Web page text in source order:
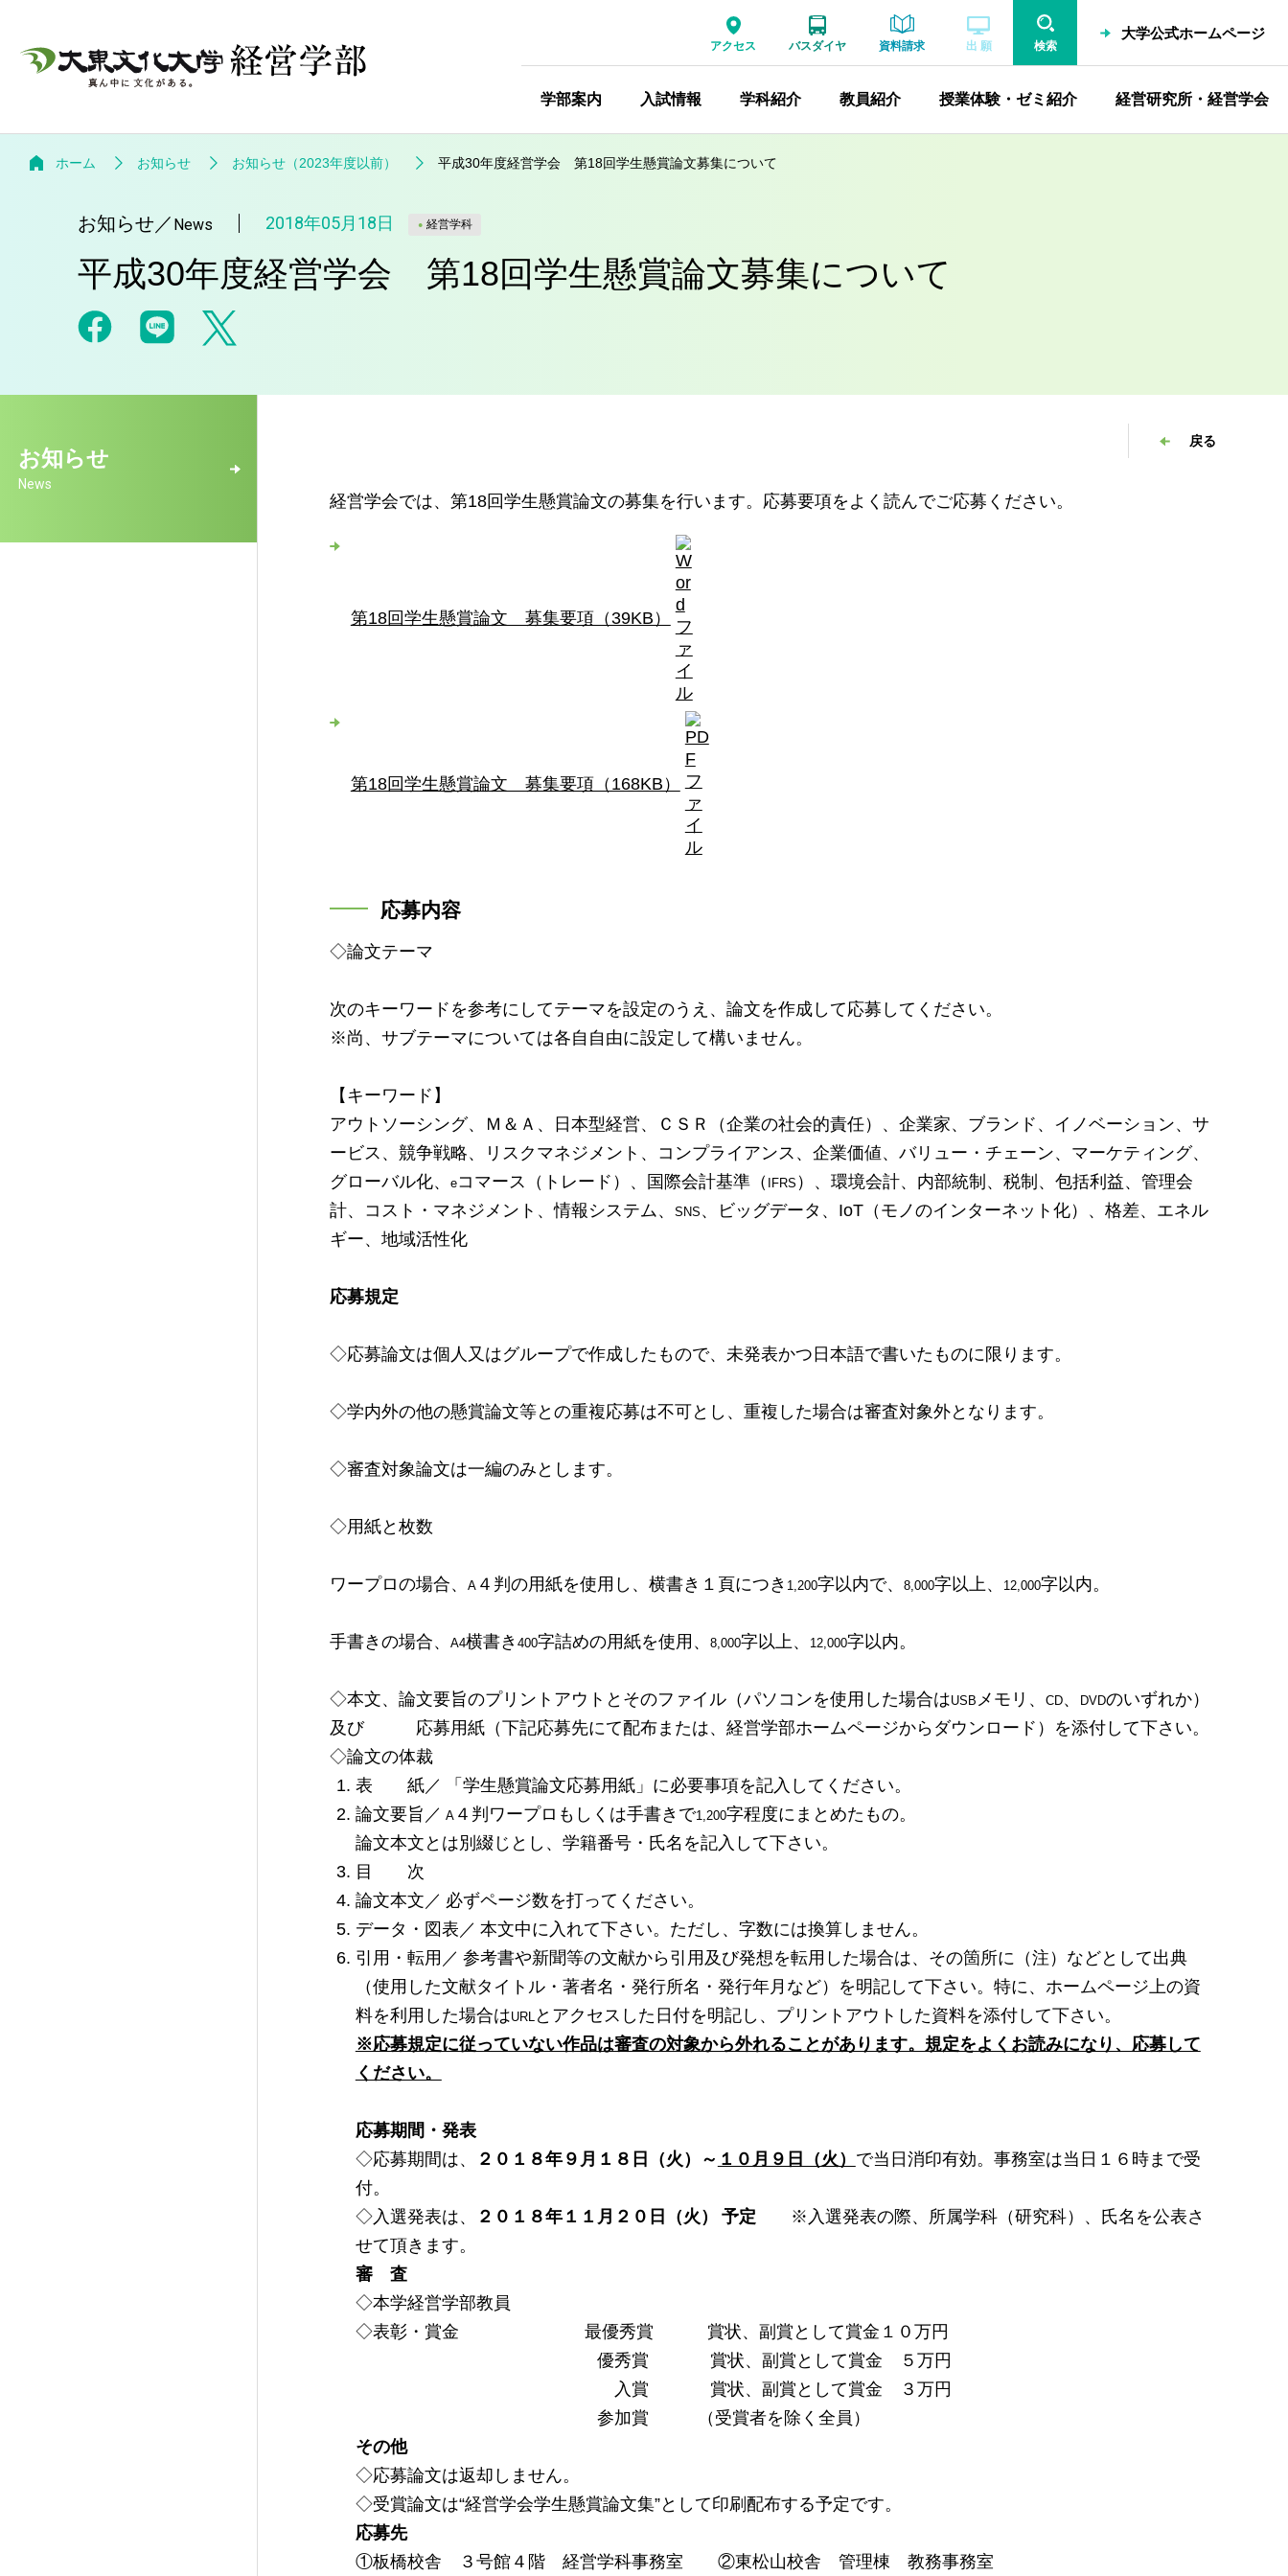
アクセス バスダイヤ 資料請求 出 願 検索
大学公式ホームページ
学部案内 入試情報 学科紹介 教員紹介 授業体験・ゼミ紹介 経営研究所・経営学会
ホーム お知らせ お知らせ（2023年度以前） 平成30年度経営学会 第18回学生懸賞論文募集について
お知らせ／ News 2018年05月18日 経営学科
平成30年度経営学会 第18回学生懸賞論文募集について
お知らせ
News
戻る
経営学会では、第18回学生懸賞論文の募集を行います。応募要項をよく読んでご応募ください。
第18回学生懸賞論文 募集要項（39KB）
第18回学生懸賞論文 募集要項（168KB）
応募内容
◇論文テーマ
次のキーワードを参考にしてテーマを設定のうえ、論文を作成して応募してください。
※尚、サブテーマについては各自自由に設定して構いません。
【キーワード】
アウトソーシング、Ｍ＆Ａ、日本型経営、ＣＳＲ（企業の社会的責任）、企業家、ブランド、イノベーション、サ
ービス、競争戦略、リスクマネジメント、コンプライアンス、企業価値、バリュー・チェーン、マーケティング、
グローバル化、
eコマース（トレード）、国際会計基準（ IFRS ）、環境会計、内部統制、税制、包括利益、管理会
計、コスト・マネジメント、情報システム、
SNS 、ビッグデータ、IoT（モノのインターネット化）、格差、エネル
ギー、地域活性化
応募規定
◇応募論文は個人又はグループで作成したもので、未発表かつ日本語で書いたものに限ります。
◇学内外の他の懸賞論文等との重複応募は不可とし、重複した場合は審査対象外となります。
◇審査対象論文は一編のみとします。
◇用紙と枚数
ワープロの場合、 A４判の用紙を使用し、横書き１頁につき 1,200字以内で、 8,000字以上、 12,000字以内。
手書きの場合、 A4横書き 400字詰めの用紙を使用、 8,000字以上、 12,000字以内。
◇本文、論文要旨のプリントアウトとそのファイル（パソコンを使用した場合はUSB メモリ、 CD、 DVDのいずれか）
及び 応募用紙（下記応募先にて配布または、経営学部ホームページからダウンロード）を添付して下さい。
◇論文の体裁
表 紙／
「学生懸賞論文応募用紙」に必要事項を記入してください。
論文要旨／ A４判ワープロもしくは手書きで1,200字程度にまとめたもの。
論文本文とは別綴じとし、学籍番号・氏名を記入して下さい。
目 次
論文本文／ 必ずページ数を打ってください。
データ・図表／ 本文中に入れて下さい。ただし、字数には換算しません。
引用・転用／ 参考書や新聞等の文献から引用及び発想を転用した場合は、その箇所に（注）などとして出典
（使用した文献タイトル・著者名・発行所名・発行年月など）を明記して下さい。特に、ホームページ上の資
料を利用した場合はURLとアクセスした日付を明記し、プリントアウトした資料を添付して下さい。
※応募規定に従っていない作品は審査の対象から外れることがあります。規定をよくお読みになり、応募して
ください。
応募期間・発表
◇応募期間は、
２０１８年９月１８日（火）～ １０月９日（火） で当日消印有効。事務室は当日１６時まで受
付。
◇入選発表は、
２０１８年１１月２０日（火） 予定
※入選発表の際、所属学科（研究科）、氏名を公表さ
せて頂きます。
審 査
◇本学経営学部教員
◇表彰・賞金 最優秀賞 賞状、副賞として賞金１０万円
優秀賞 賞状、副賞として賞金 ５万円
入賞 賞状、副賞として賞金 ３万円
参加賞 （受賞者を除く全員）
その他
◇応募論文は返却しません。
◇受賞論文は“経営学会学生懸賞論文集”として印刷配布する予定です。
応募先
①板橋校舎 ３号館４階 経営学科事務室 ②東松山校舎 管理棟 教務事務室